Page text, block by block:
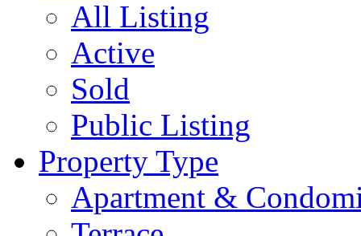
All Listing
Active
Sold
Public Listing
Property Type
Apartment &